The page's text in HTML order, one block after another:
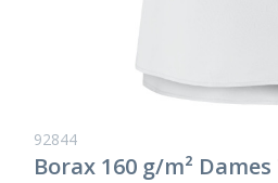
92844
Borax 160 g/m²